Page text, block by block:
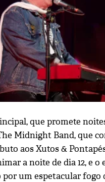
que promete
Midnight Band, que
aos Xutos &
a noite de dia 12, e
por um espetacular